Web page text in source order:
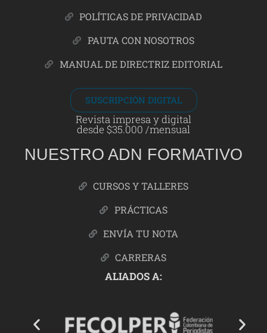
POLÍTICAS DE PRIVACIDAD
PAUTA CON NOSOTROS
MANUAL DE DIRECTRIZ EDITORIAL
SUSCRIPCIÓN DIGITAL
Revista impresa y digital
desde $35.000 /mensual
NUESTRO ADN FORMATIVO
CURSOS Y TALLERES
PRÁCTICAS
ENVÍA TU NOTA
CARRERAS
ALIADOS A: